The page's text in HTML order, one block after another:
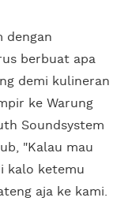
dengan
berbuat apa
demi kulineran
ke Warung
Soundsystem
"Kalau mau
kalo ketemu
aja ke kami.